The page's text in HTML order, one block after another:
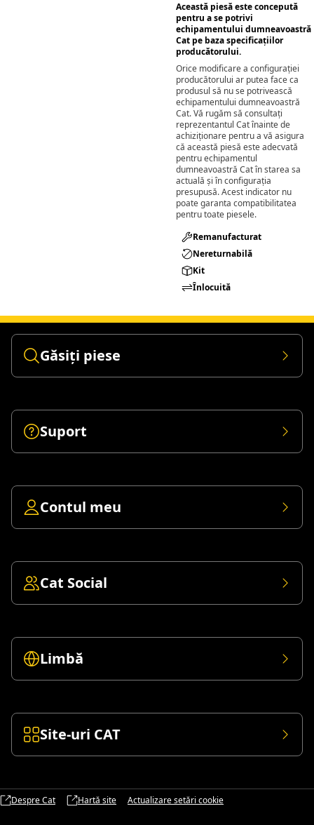
Această piesă este concepută
pentru a se potrivi
echipamentului dumneavoastră
Cat pe baza specificațiilor
producătorului.
Orice modificare a configurației
producătorului ar putea face ca
produsul să nu se potrivească
echipamentului dumneavoastră
Cat. Vă rugăm să consultați
reprezentantul Cat înainte de
achiziționare pentru a vă asigura
că această piesă este adecvată
pentru echipamentul
dumneavoastră Cat în starea sa
actuală și în configurația
presupusă. Acest indicator nu
poate garanta compatibilitatea
pentru toate piesele.
Remanufacturat​
Nereturnabilă
Kit
Înlocuită
Găsiți piese
Suport
Contul meu
Cat Social
Limbă
Site-uri CAT
Despre Cat Hartă site Actualizare setări cookie